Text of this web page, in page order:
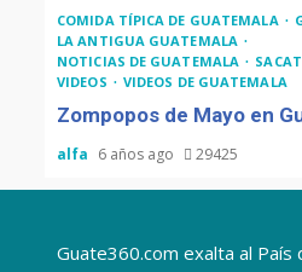
COMIDA TÍPICA DE GUATEMALA
LA ANTIGUA GUATEMALA
NOTICIAS DE GUATEMALA
VIDEOS
VIDEOS DE GUATEMALA
Zompopos de Mayo en
alfa 6 años ago 29425
Guate360.com exalta al País